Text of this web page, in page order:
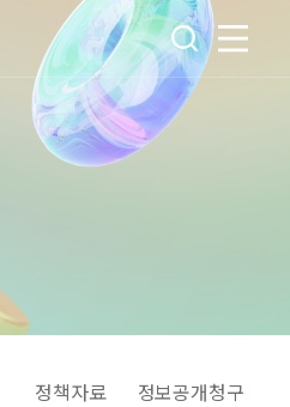
정책자료 정보공개청구